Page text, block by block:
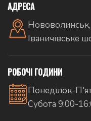
АДРЕСА
Іваничівське
РОБОЧІ ГОДИНИ
Понеділок-
Субота 9:00-